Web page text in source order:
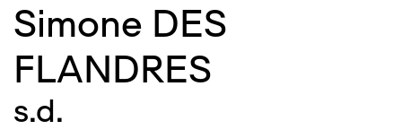
Simone DES
FLANDRES
s.d.